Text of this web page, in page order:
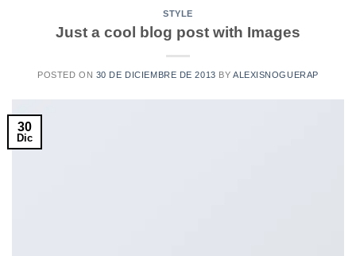
STYLE
Just a cool blog post with Images
POSTED ON 30 DE DICIEMBRE DE 2013 BY ALEXISNOGUERAP
30
Dic